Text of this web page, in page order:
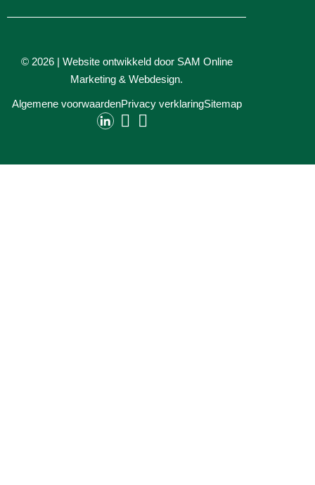
© 2026 | Website ontwikkeld door SAM Online
Marketing & Webdesign.
Algemene voorwaardenPrivacy verklaringSitemap